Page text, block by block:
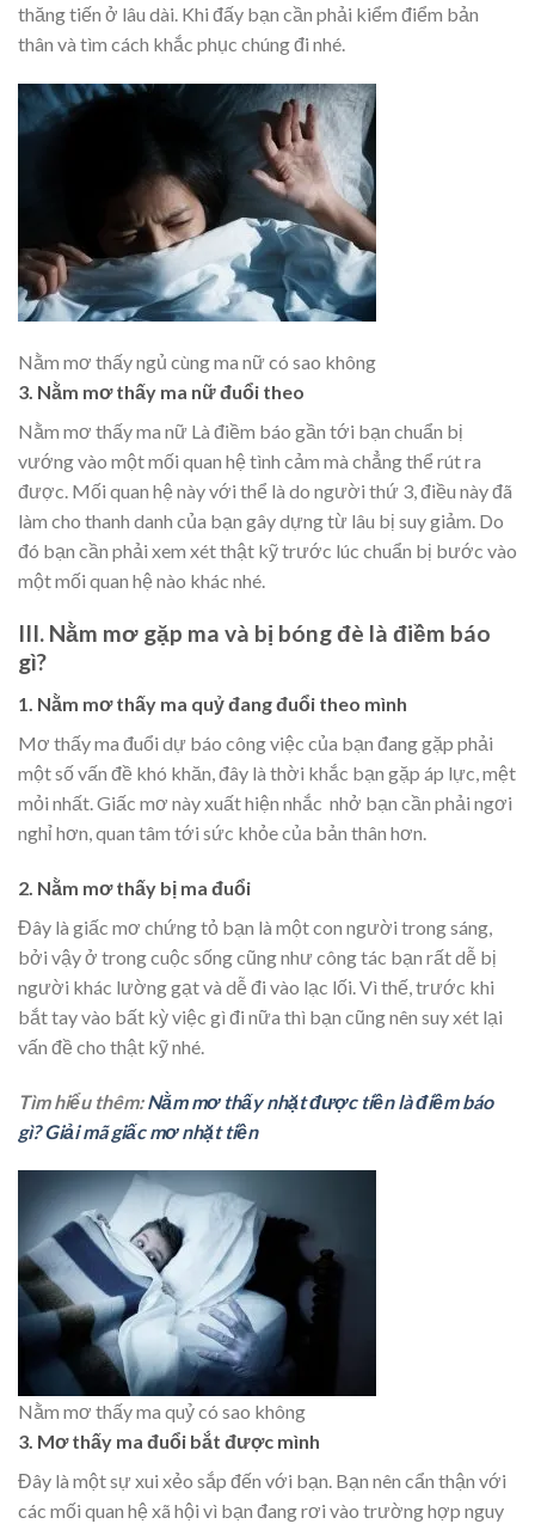
thăng tiến ở lâu dài. Khi đấy bạn cần phải kiểm điểm bản
thân và tìm cách khắc phục chúng đi nhé.
Nằm mơ thấy ngủ cùng ma nữ có sao không
3. Nằm mơ thấy ma nữ đuổi theo
Nằm mơ thấy ma nữ Là điềm báo gần tới bạn chuẩn bị
vướng vào một mối quan hệ tình cảm mà chẳng thể rút ra
được. Mối quan hệ này với thể là do người thứ 3, điều này đã
làm cho thanh danh của bạn gây dựng từ lâu bị suy giảm. Do
đó bạn cần phải xem xét thật kỹ trước lúc chuẩn bị bước vào
một mối quan hệ nào khác nhé.
III. Nằm mơ gặp ma và bị bóng đè là điềm báo
gì?
1. Nằm mơ thấy ma quỷ đang đuổi theo mình
Mơ thấy ma đuổi dự báo công việc của bạn đang gặp phải
một số vấn đề khó khăn, đây là thời khắc bạn gặp áp lực, mệt
mỏi nhất. Giấc mơ này xuất hiện nhắc nhở bạn cần phải ngơi
nghỉ hơn, quan tâm tới sức khỏe của bản thân hơn.
2. Nằm mơ thấy bị ma đuổi
Đây là giấc mơ chứng tỏ bạn là một con người trong sáng,
bởi vậy ở trong cuộc sống cũng như công tác bạn rất dễ bị
người khác lường gạt và dễ đi vào lạc lối. Vì thế, trước khi
bắt tay vào bất kỳ việc gì đi nữa thì bạn cũng nên suy xét lại
vấn đề cho thật kỹ nhé.
Tìm hiểu thêm:Nằm mơ thấy nhặt được tiền là điềm báo
gì? Giải mã giấc mơ nhặt tiền
Nằm mơ thấy ma quỷ có sao không
3. Mơ thấy ma đuổi bắt được mình
Đây là một sự xui xẻo sắp đến với bạn. Bạn nên cẩn thận với
các mối quan hệ xã hội vì bạn đang rơi vào trường hợp nguy